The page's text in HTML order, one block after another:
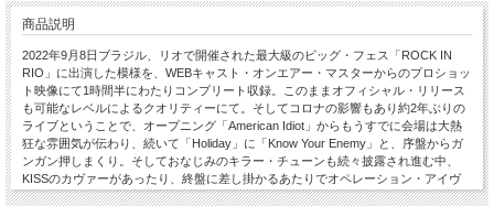
商品説明
2022年9月8日ブラジル、リオで開催された最大級のビッグ・フェス「ROCK IN
RIO」に出演した模様を、WEBキャスト・オンエアー・マスターからのプロショッ
ト映像にて1時間半にわたりコンプリート収録。このままオフィシャル・リリース
も可能なレベルによるクオリティーにて。そしてコロナの影響もあり約2年ぶりの
ライブということで、オープニング「American Idiot」からもうすでに会場は大熱
狂な雰囲気が伝わり、続いて「Holiday」に「Know Your Enemy」と、序盤からガ
ンガン押しまくり。そしておなじみのキラー・チューンも続々披露され進む中、
KISSのカヴァーがあったり、終盤に差し掛かるあたりでオペレーション・アイヴ
ィーの「Knowledge」では、ファンをステージに上げてギターを弾かせるというお